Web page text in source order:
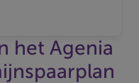
het Agenia